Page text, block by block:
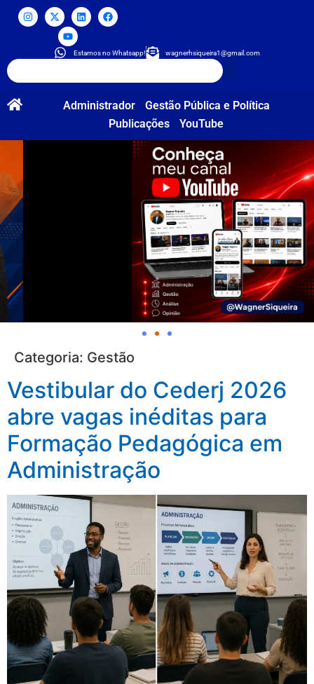
Estamos no Whatsapp! wagnerhsiqueira1@gmail.com
Administrador
Gestão Pública e Política
Publicações
YouTube
Categoria: Gestão
Vestibular do Cederj 2026
abre vagas inéditas para
Formação Pedagógica em
Administração